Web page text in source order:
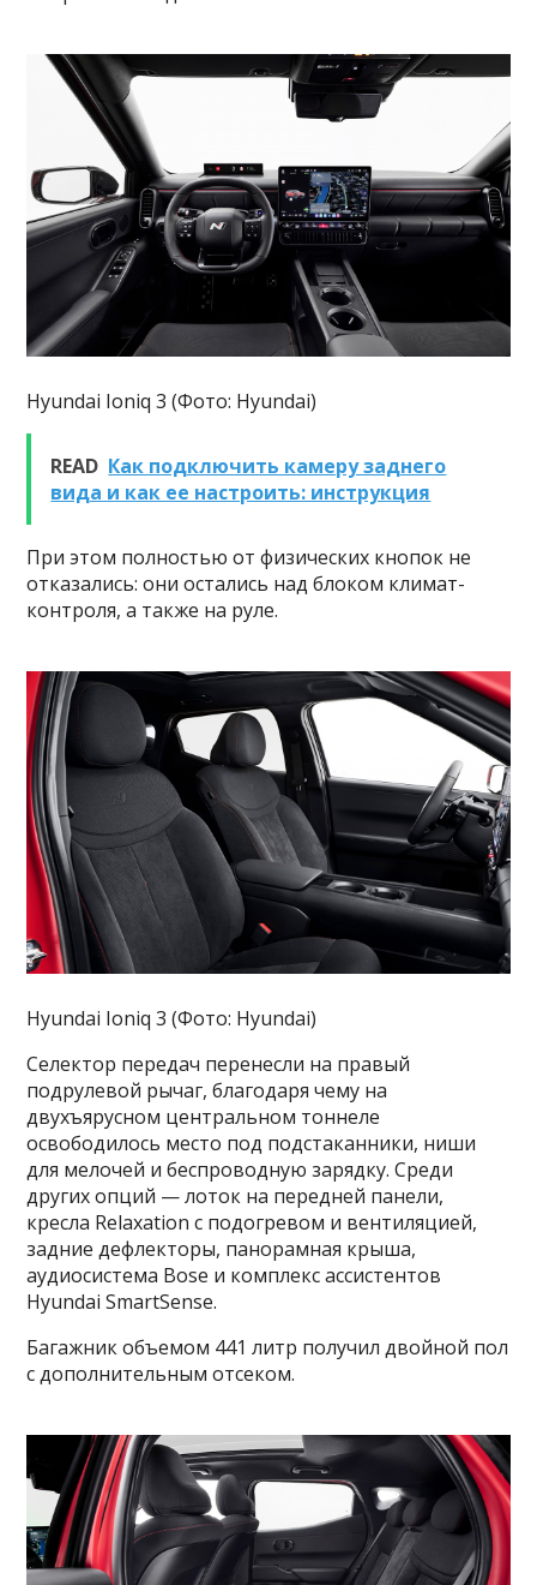
Hyundai Ioniq 3 (Фото: Hyundai)
READ Как подключить камеру заднего
вида и как ее настроить: инструкция
При этом полностью от физических кнопок не
отказались: они остались над блоком климат-
контроля, а также на руле.
Hyundai Ioniq 3 (Фото: Hyundai)
Селектор передач перенесли на правый
подрулевой рычаг, благодаря чему на
двухъярусном центральном тоннеле
освободилось место под подстаканники, ниши
для мелочей и беспроводную зарядку. Среди
других опций — лоток на передней панели,
кресла Relaxation с подогревом и вентиляцией,
задние дефлекторы, панорамная крыша,
аудиосистема Bose и комплекс ассистентов
Hyundai SmartSense.
Багажник объемом 441 литр получил двойной пол
с дополнительным отсеком.